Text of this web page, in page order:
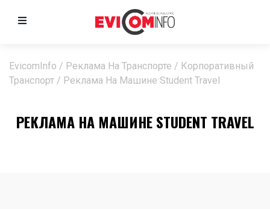
EvicomInfo / Реклама На Транспорте / Корпоративный
Транспорт / Реклама На Машине Student Travel
РЕКЛАМА НА МАШИНЕ STUDENT TRAVEL